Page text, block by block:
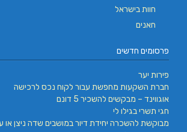
חוות בישראל
חאנים
פרסומים חדשים
פירות יער
חברת השקעות מחפשת עבור לקוח נכס לרכישה
אוגווינד – מבקשים להשכיר 5 דונם
חגי תשרי בגילו לי
מבוקשת להשכרה יחידת דיור במושבים שדה ניצן או